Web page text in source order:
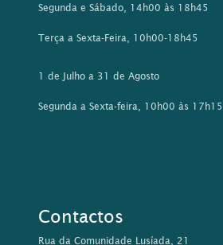
Segunda e Sábado, 14h00 às 18h45
Terça a Sexta-Feira, 10h00-18h45
1 de Julho a 31 de Agosto
Segunda a Sexta-feira, 10h00 às 17h15
Contactos
Rua da Comunidade Lusíada, 21